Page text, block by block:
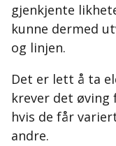
gjenkjente
kunne dermed
og linjen.
Det er lett å ta
krever det øving
hvis de får
andre.